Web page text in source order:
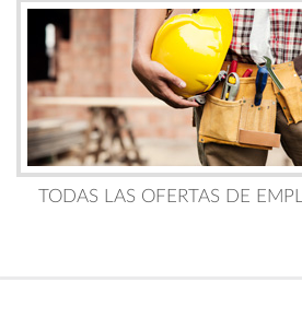
TODAS LAS OFERTAS DE